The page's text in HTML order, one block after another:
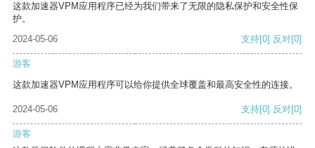
这款加速器VPM应用程序已经为我们带来了无限的隐私保护和安全性保
护。
2024-05-06
支持[0] 反对[0]
游客
这款加速器VPM应用程序可以给你提供全球覆盖和最高安全性的连接。
2024-05-06 支持[0] 反对[0]
游客